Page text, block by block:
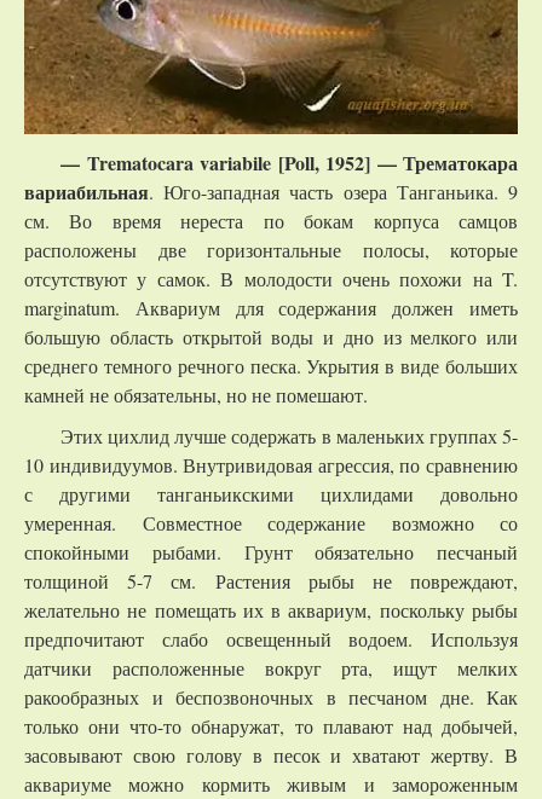
— Trematocara variabile [Poll, 1952] — Трематокара
вариабильная. Юго-западная часть озера Танганьика. 9
см. Во время нереста по бокам корпуса самцов
расположены две горизонтальные полосы, которые
отсутствуют у самок. В молодости очень похожи на T.
marginatum. Аквариум для содержания должен иметь
большую область открытой воды и дно из мелкого или
среднего темного речного песка. Укрытия в виде больших
камней не обязательны, но не помешают.
Этих цихлид лучше содержать в маленьких группах 5-
10 индивидуумов. Внутривидовая агрессия, по сравнению
с другими танганьикскими цихлидами довольно
умеренная. Совместное содержание возможно со
спокойными рыбами. Грунт обязательно песчаный
толщиной 5-7 см. Растения рыбы не повреждают,
желательно не помещать их в аквариум, поскольку рыбы
предпочитают слабо освещенный водоем. Используя
датчики расположенные вокруг рта, ищут мелких
ракообразных и беспозвоночных в песчаном дне. Как
только они что-то обнаружат, то плавают над добычей,
засовывают свою голову в песок и хватают жертву. В
аквариуме можно кормить живым и замороженным